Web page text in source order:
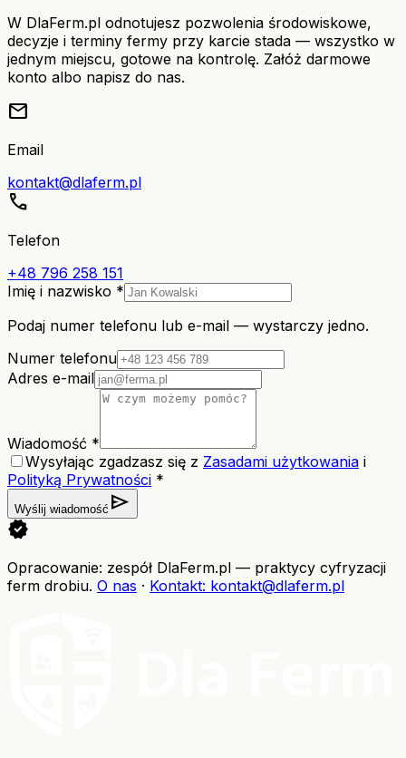
W DlaFerm.pl odnotujesz pozwolenia środowiskowe,
decyzje i terminy fermy przy karcie stada — wszystko w
jednym miejscu, gotowe na kontrolę. Załóż darmowe
konto albo napisz do nas.
mail
Email
kontakt@dlaferm.pl
call
Telefon
+48 796 258 151
Imię i nazwisko *
Podaj numer telefonu lub e-mail — wystarczy jedno.
Numer telefonu
Adres e-mail
Wiadomość *
Wysyłając zgadzasz się z Zasadami użytkowania i
Polityką Prywatności *
Wyślij wiadomość send
verified
Opracowanie: zespół DlaFerm.pl — praktycy cyfryzacji
ferm drobiu. O nas · Kontakt: kontakt@dlaferm.pl